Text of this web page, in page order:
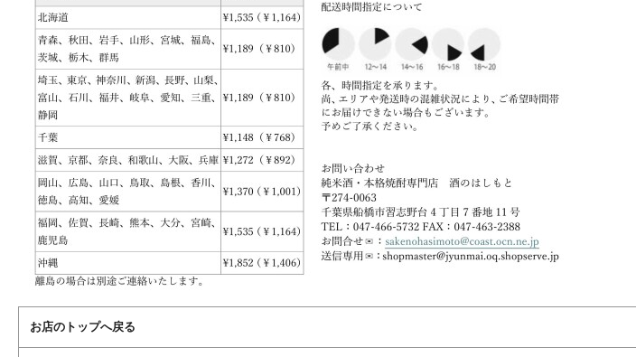
お店のトップへ戻る